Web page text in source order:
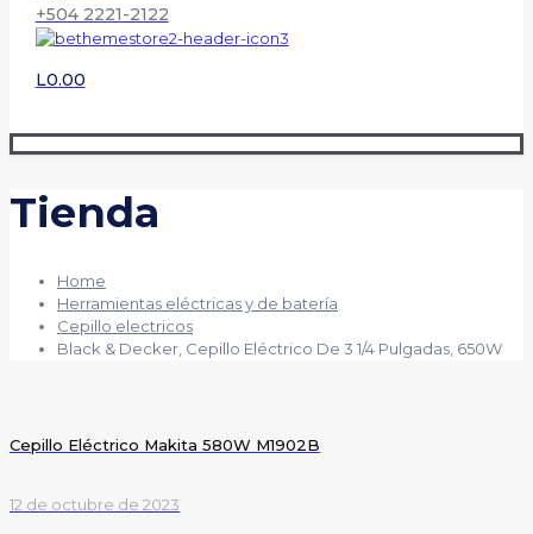
+504 2221-2122
L0.00
Tienda
Home
Herramientas eléctricas y de batería
Cepillo electricos
Black & Decker, Cepillo Eléctrico De 3 1/4 Pulgadas, 650W
Cepillo Eléctrico Makita 580W M1902B
12 de octubre de 2023